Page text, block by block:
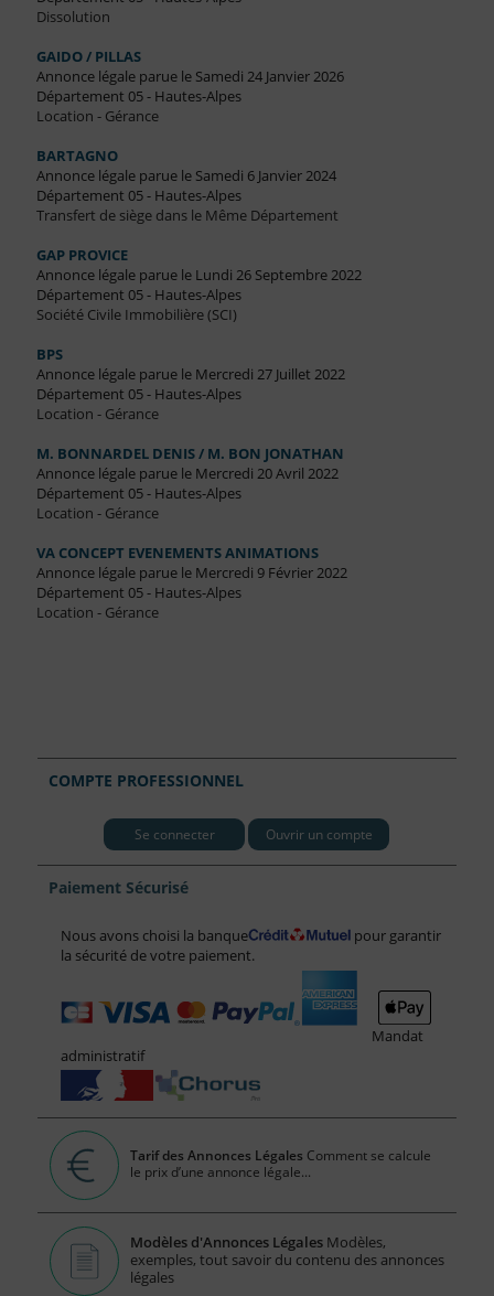
Dissolution
GAIDO / PILLAS
Annonce légale parue le Samedi 24 Janvier 2026
Département 05 - Hautes-Alpes
Location - Gérance
BARTAGNO
Annonce légale parue le Samedi 6 Janvier 2024
Département 05 - Hautes-Alpes
Transfert de siège dans le Même Département
GAP PROVICE
Annonce légale parue le Lundi 26 Septembre 2022
Département 05 - Hautes-Alpes
Société Civile Immobilière (SCI)
BPS
Annonce légale parue le Mercredi 27 Juillet 2022
Département 05 - Hautes-Alpes
Location - Gérance
M. BONNARDEL DENIS / M. BON JONATHAN
Annonce légale parue le Mercredi 20 Avril 2022
Département 05 - Hautes-Alpes
Location - Gérance
VA CONCEPT EVENEMENTS ANIMATIONS
Annonce légale parue le Mercredi 9 Février 2022
Département 05 - Hautes-Alpes
Location - Gérance
COMPTE PROFESSIONNEL
Se connecter Ouvrir un compte
Paiement Sécurisé
Nous avons choisi la banque
pour garantir
la sécurité de votre paiement.
Mandat
administratif
Tarif des Annonces Légales Comment se calcule
le prix d’une annonce légale...
Modèles d'Annonces Légales Modèles,
exemples, tout savoir du contenu des annonces
légales